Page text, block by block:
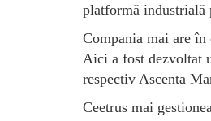
platformă
Compania mai are
Aici a fost dezvoltat
respectiv Ascenta
Ceetrus mai